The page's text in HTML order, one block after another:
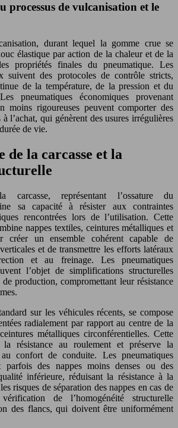
processus de vulcanisation et le
durant lequel la gomme crue se
élastique par action de la chaleur et de la
propriétés finales du pneumatique. Les
suivent des protocoles de contrôle stricts,
de la température, de la pression et du
pneumatiques économiques provenant
moins rigoureuses peuvent comporter des
l’achat, qui génèrent des usures irrégulières
de vie.
de la carcasse et la
carcasse, représentant l’ossature du
sa capacité à résister aux contraintes
rencontrées lors de l’utilisation. Cette
nappes textiles, ceintures métalliques et
créer un ensemble cohérent capable de
et de transmettre les efforts latéraux
et au freinage. Les pneumatiques
l’objet de simplifications structurelles
production, compromettant leur résistance
sur les véhicules récents, se compose
radialement par rapport au centre de la
métalliques circonférentielles. Cette
la résistance au roulement et préserve la
au confort de conduite. Les pneumatiques
parfois des nappes moins denses ou des
inférieure, réduisant la résistance à la
risques de séparation des nappes en cas de
de l’homogénéité structurelle
des flancs, qui doivent être uniformément